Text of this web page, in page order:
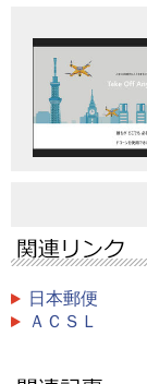
日本郵便
ＡＣＳＬ